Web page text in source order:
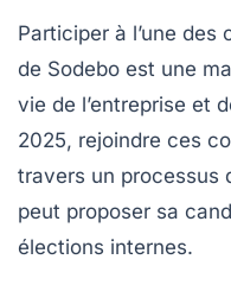
Participer à l’une des
de Sodebo est une
vie de l’entreprise et
2025, rejoindre ces
travers un processus
peut proposer sa
élections internes.